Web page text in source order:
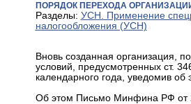
ПОРЯДОК ПЕРЕХОДА
Разделы: УСН. Применение
налогообложения (УСН)
Вновь созданная организация,
условий, предусмотренных ст.
календарного года, уведомив об
Об этом Письмо Минфина РФ от